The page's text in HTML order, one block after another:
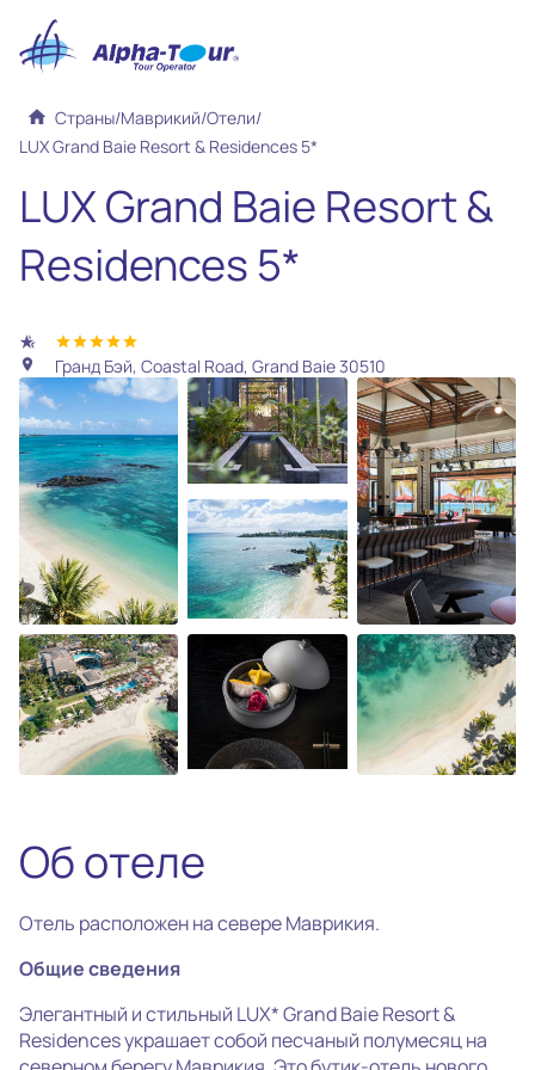
home Страны/Маврикий/Отели/
LUX Grand Baie Resort & Residences 5*
LUX Grand Baie Resort &
Residences 5*
hotel_class starstarstarstarstar
location_on
Гранд Бэй, Coastal Road, Grand Baie 30510
photo_camera
Все фотографии
(27)
Об отеле
Отель расположен на севере Маврикия.
Общие сведения
Элегантный и стильный LUX* Grand Baie Resort &
Residences украшает собой песчаный полумесяц на